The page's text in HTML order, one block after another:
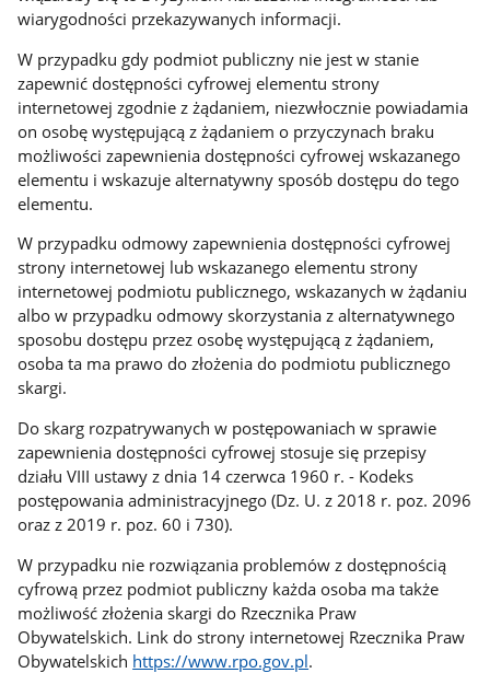
wiarygodności przekazywanych informacji.
W przypadku gdy podmiot publiczny nie jest w stanie
zapewnić dostępności cyfrowej elementu strony
internetowej zgodnie z żądaniem, niezwłocznie powiadamia
on osobę występującą z żądaniem o przyczynach braku
możliwości zapewnienia dostępności cyfrowej wskazanego
elementu i wskazuje alternatywny sposób dostępu do tego
elementu.
W przypadku odmowy zapewnienia dostępności cyfrowej
strony internetowej lub wskazanego elementu strony
internetowej podmiotu publicznego, wskazanych w żądaniu
albo w przypadku odmowy skorzystania z alternatywnego
sposobu dostępu przez osobę występującą z żądaniem,
osoba ta ma prawo do złożenia do podmiotu publicznego
skargi.
Do skarg rozpatrywanych w postępowaniach w sprawie
zapewnienia dostępności cyfrowej stosuje się przepisy
działu VIII ustawy z dnia 14 czerwca 1960 r. - Kodeks
postępowania administracyjnego (Dz. U. z 2018 r. poz. 2096
oraz z 2019 r. poz. 60 i 730).
W przypadku nie rozwiązania problemów z dostępnością
cyfrową przez podmiot publiczny każda osoba ma także
możliwość złożenia skargi do Rzecznika Praw
Obywatelskich. Link do strony internetowej Rzecznika Praw
Obywatelskich https://www.rpo.gov.pl.